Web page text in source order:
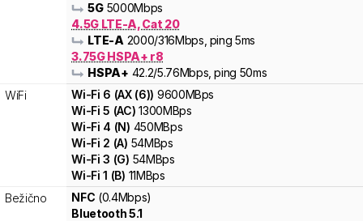
5G 5000Mbps
4.5G LTE-A, Cat 20
LTE-A 2000/316Mbps , ping 5ms
3.75G HSPA+ r8
HSPA+ 42.2/5.76Mbps , ping 50ms
WiFi
Wi-Fi 6 (AX (6)) 9600MBps
Wi-Fi5 (AC) 1300MBps
Wi-Fi 4 (N) 450MBps
Wi-Fi 2 (A) 54MBps
Wi-Fi3 (G) 54MBps
Wi-Fi1 (B) 11MBps
Bežično
NFC (0.4Mbps)
Bluetooth 5.1